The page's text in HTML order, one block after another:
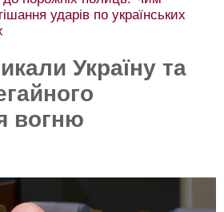
ударів по українських
Україну та
вогню